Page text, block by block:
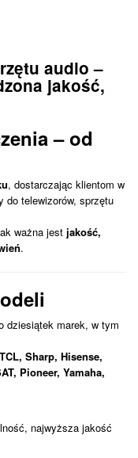
audio –
jakość,
– od
, dostarczając klientom w
do telewizorów, sprzętu
ważna jest jakość,
.
dziesiątek marek, w tym
Sharp, Hisense,
Pioneer, Yamaha,
najwyższa jakość